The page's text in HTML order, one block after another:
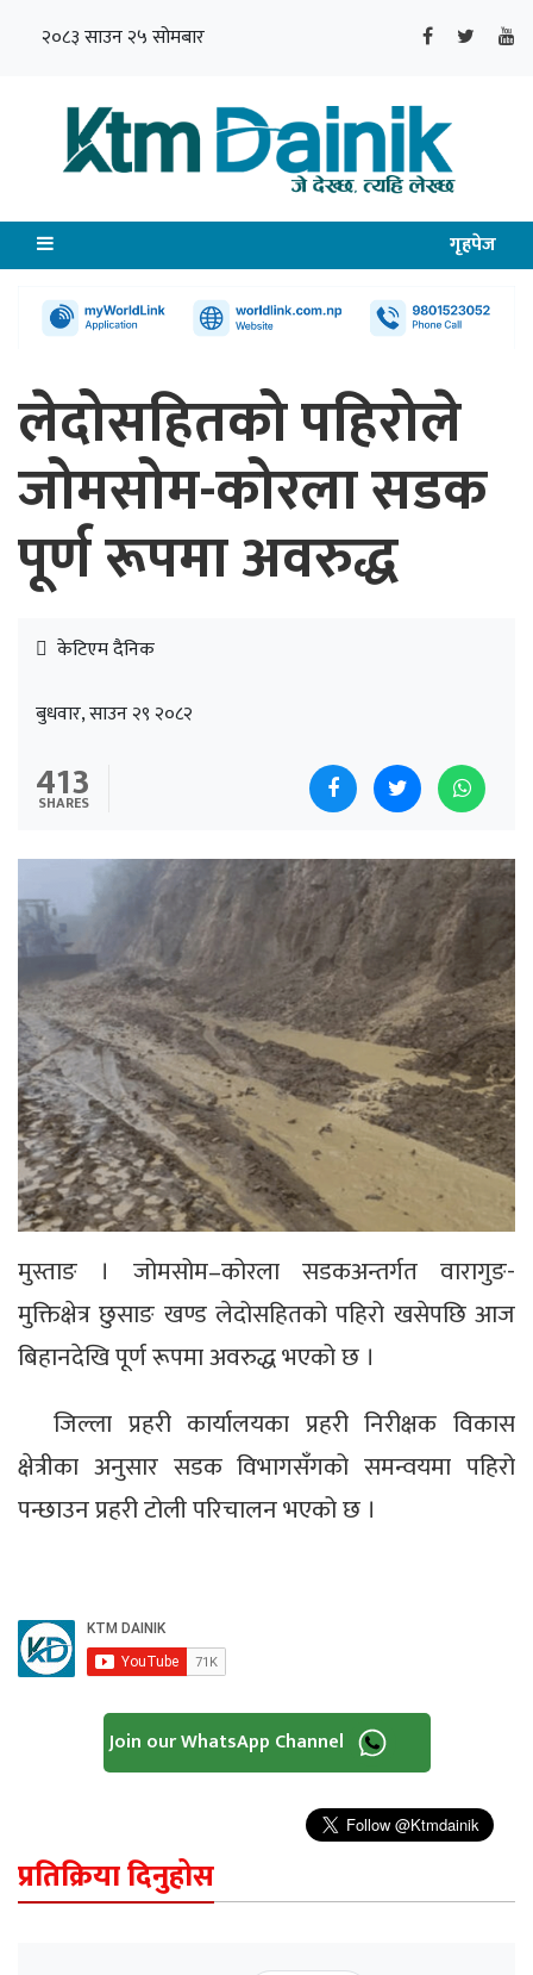
२०८३ साउन २५ सोमबार
गृहपेज
लेदोसहितको पहिरोले
जोमसोम-कोरला सडक
पूर्ण रूपमा अवरुद्ध
केटिएम दैनिक
बुधवार, साउन २९ २०८२
413
SHARES
मुस्ताङ । जोमसोम–कोरला सडकअन्तर्गत वारागुङ-
मुक्तिक्षेत्र छुसाङ खण्ड लेदोसहितको पहिरो खसेपछि आज
बिहानदेखि पूर्ण रूपमा अवरुद्ध भएको छ ।
जिल्ला प्रहरी कार्यालयका प्रहरी निरीक्षक विकास
क्षेत्रीका अनुसार सडक विभागसँगको समन्वयमा पहिरो
पन्छाउन प्रहरी टोली परिचालन भएको छ ।
Join our WhatsApp Channel
प्रतिक्रिया दिनुहोस